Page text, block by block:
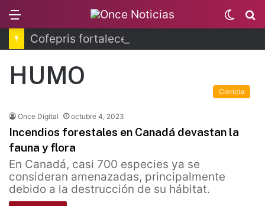
Switch
skin
HUMO
Ciencia
Once Digital octubre 4, 2023
Incendios forestales en Canadá devastan la
fauna y flora
En Canadá, casi 700 especies ya se
consideran amenazadas, principalmente
debido a la destrucción de su hábitat.